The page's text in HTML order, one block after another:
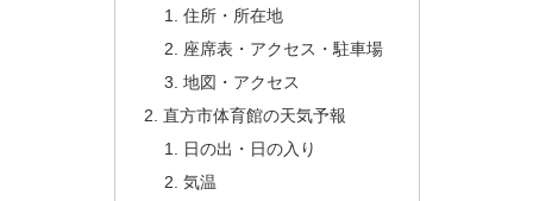
住所・所在地
座席表・アクセス・駐車場
地図・アクセス
直方市体育館の天気予報
日の出・日の入り
気温